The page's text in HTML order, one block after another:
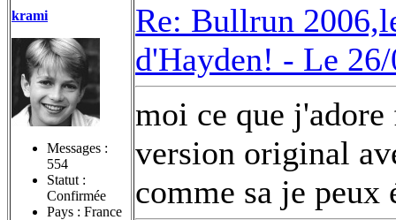
krami
Messages :
554
Statut :
Confirmée
Pays : France
Re: Bullrun
d'Hayden! - Le
moi ce que
version original
comme sa je